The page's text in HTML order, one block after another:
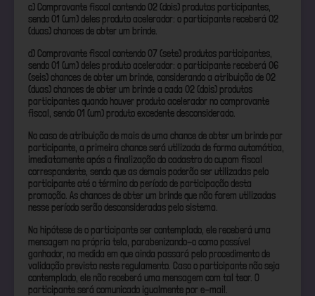
c) Comprovante fiscal contendo 02 (dois) produtos participantes,
sendo 01 (um) deles produto acelerador: o participante receberá 02
(duas) chances de obter um brinde.
d) Comprovante fiscal contendo 07 (sete) produtos participantes,
sendo 01 (um) deles produto acelerador: o participante receberá 06
(seis) chances de obter um brinde, considerando a atribuição de 02
(duas) chances de obter um brinde a cada 02 (dois) produtos
participantes quando houver produto acelerador no comprovante
fiscal, sendo 01 (um) produto excedente desconsiderado.
No caso de atribuição de mais de uma chance de obter um brinde por
participante, a primeira chance será utilizada de forma automática,
imediatamente após a finalização do cadastro do cupom fiscal
correspondente, sendo que as demais poderão ser utilizadas pelo
participante até o término do período de participação desta
promoção. As chances de obter um brinde que não forem utilizadas
nesse período serão desconsideradas pelo sistema.
Na hipótese de o participante ser contemplado, ele receberá uma
mensagem na própria tela, parabenizando-o como possível
ganhador, na medida em que ainda passará pelo procedimento de
validação previsto neste regulamento. Caso o participante não seja
contemplado, ele não receberá uma mensagem com tal teor. O
participante será comunicado igualmente por e-mail.